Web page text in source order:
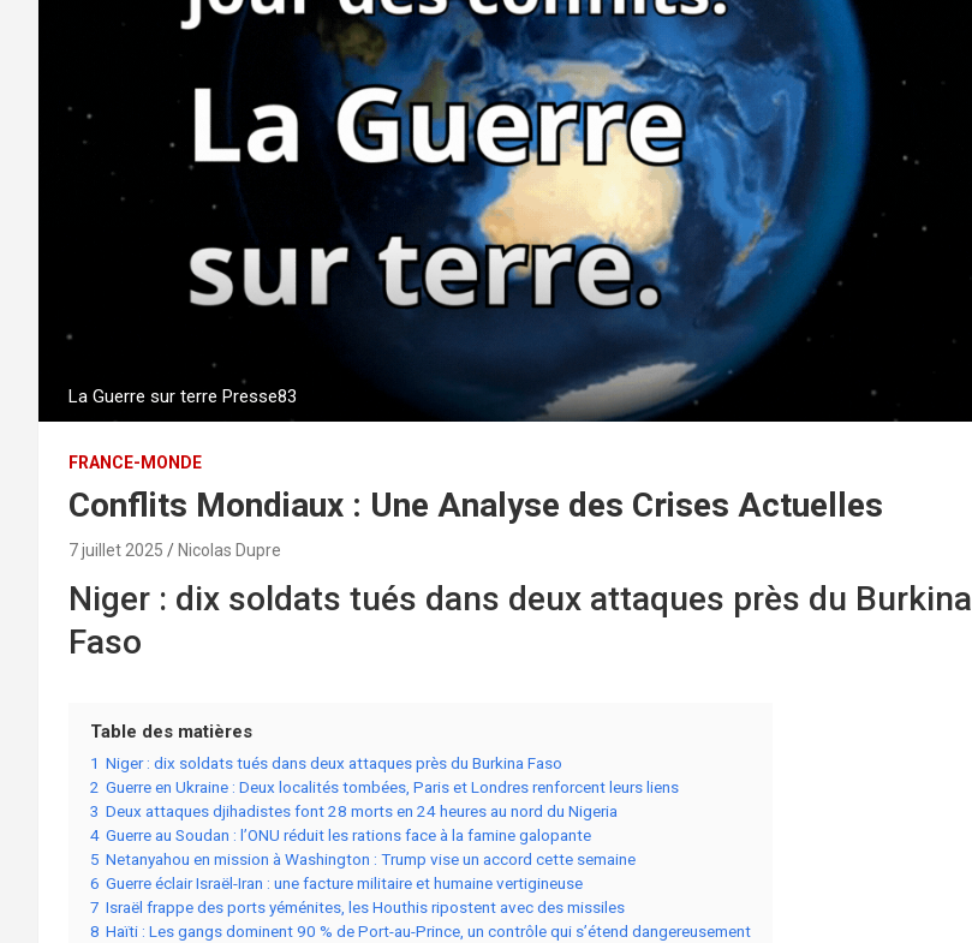
La Guerre sur terre Presse83
FRANCE-MONDE
Conflits Mondiaux : Une Analyse des Crises Actuelles
7 juillet 2025 Nicolas Dupre
Niger : dix soldats tués dans deux attaques près du Burkina
Faso
Table des matières
1 Niger : dix soldats tués dans deux attaques près du Burkina Faso
2 Guerre en Ukraine : Deux localités tombées, Paris et Londres renforcent leurs liens
3 Deux attaques djihadistes font 28 morts en 24 heures au nord du Nigeria
4 Guerre au Soudan : l’ONU réduit les rations face à la famine galopante
5 Netanyahou en mission à Washington : Trump vise un accord cette semaine
6 Guerre éclair Israël-Iran : une facture militaire et humaine vertigineuse
7 Israël frappe des ports yéménites, les Houthis ripostent avec des missiles
8 Haïti : Les gangs dominent 90 % de Port-au-Prince, un contrôle qui s’étend dangereusement